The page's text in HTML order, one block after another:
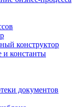
конструктор
и константы
документов